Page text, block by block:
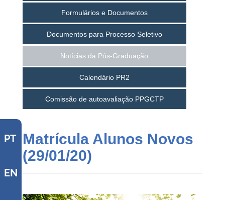
PT
EN
Formulários e Documentos
Documentos para Processo Seletivo
Notícias da Pós-Graduação
Calendário PR2
Comissão de autoavaliação PPGCTP
Matrícula Alunos Novos
(29/01/20)